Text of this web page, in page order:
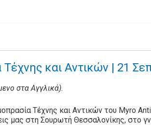
και Αντικών | 21
στα Αγγλικά).
Τέχνης και Αντικών του Myro
μας στη Σουρωτή Θεσσαλονίκης, στο